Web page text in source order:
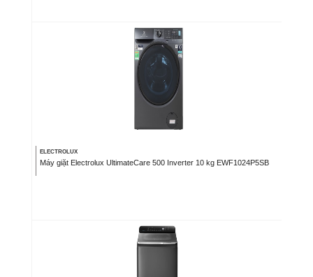
ELECTROLUX
Máy giặt Electrolux UltimateCare 500 Inverter 10 kg EWF1024P5SB